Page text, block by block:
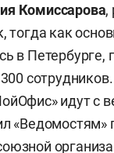
Комиссарова,
тогда как
в Петербурге,
идут с
«Ведомостям»